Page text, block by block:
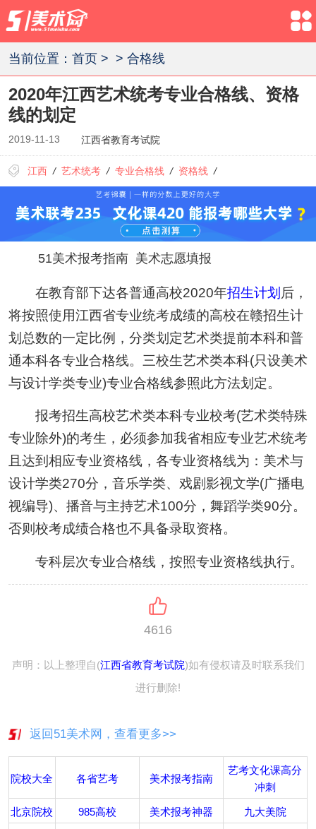
当前位置： 首页> > 合格线
2020年江西艺术统考专业合格线、资格
线的划定
2019-11-13 江西省教育考试院
江西 / 艺术统考 / 专业合格线 / 资格线 /
51美术报考指南 美术志愿填报
在教育部下达各普通高校2020年招生计划 后，
将按照使用江西省专业统考成绩的高校在赣招生计
划总数的一定比例，分类划定艺术类提前本科和普
通本科各专业合格线。三校生艺术类本科(只设美术
与设计学类专业)专业合格线参照此方法划定。
报考招生高校艺术类本科专业校考(艺术类特殊
专业除外)的考生，必须参加我省相应专业艺术统考
且达到相应专业资格线，各专业资格线为：美术与
设计学类270分，音乐学类、戏剧影视文学(广播电
视编导)、播音与主持艺术100分，舞蹈学类90分。
否则校考成绩合格也不具备录取资格。
专科层次专业合格线，按照专业资格线执行。
4616
声明：以上整理自(江西省教育考试院)如有侵权请及时联系我们
进行删除!
返回51美术网，查看更多>>
院校大全 各省艺考 美术报考指南
艺考文化课高分
冲刺
北京院校 985高校 美术报考神器 九大美院